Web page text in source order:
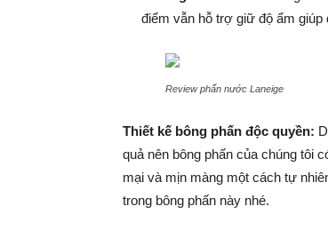
điểm vẫn hỗ trợ giữ độ ẩm giúp
Review phấn nước Laneige
Thiết kế bông phấn độc quyền:
quả nên bông phấn của chúng tôi
mại và mịn màng một cách tự
trong bông phấn này nhé.